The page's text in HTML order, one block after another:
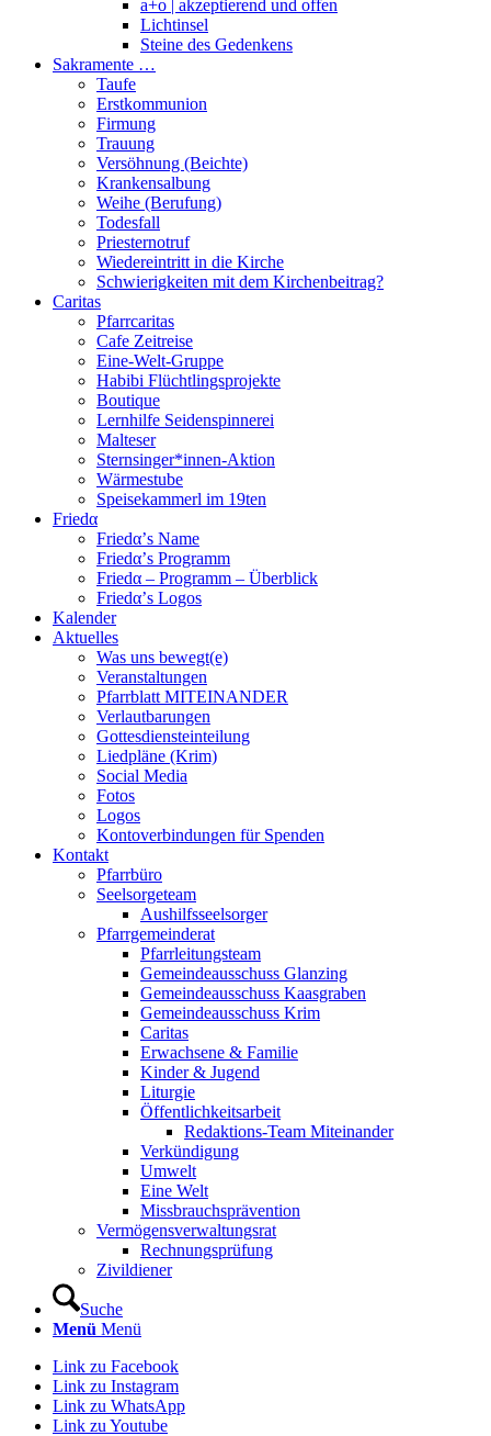
a+o | akzeptierend und offen
Lichtinsel
Steine des Gedenkens
Sakramente …
Taufe
Erstkommunion
Firmung
Trauung
Versöhnung (Beichte)
Krankensalbung
Weihe (Berufung)
Todesfall
Priesternotruf
Wiedereintritt in die Kirche
Schwierigkeiten mit dem Kirchenbeitrag?
Caritas
Pfarrcaritas
Cafe Zeitreise
Eine-Welt-Gruppe
Habibi Flüchtlingsprojekte
Boutique
Lernhilfe Seidenspinnerei
Malteser
Sternsinger*innen-Aktion
Wärmestube
Speisekammerl im 19ten
Friedα
Friedα’s Name
Friedα’s Programm
Friedα – Programm – Überblick
Friedα’s Logos
Kalender
Aktuelles
Was uns bewegt(e)
Veranstaltungen
Pfarrblatt MITEINANDER
Verlautbarungen
Gottesdiensteinteilung
Liedpläne (Krim)
Social Media
Fotos
Logos
Kontoverbindungen für Spenden
Kontakt
Pfarrbüro
Seelsorgeteam
Aushilfsseelsorger
Pfarrgemeinderat
Pfarrleitungsteam
Gemeindeausschuss Glanzing
Gemeindeausschuss Kaasgraben
Gemeindeausschuss Krim
Caritas
Erwachsene & Familie
Kinder & Jugend
Liturgie
Öffentlichkeitsarbeit
Redaktions-Team Miteinander
Verkündigung
Umwelt
Eine Welt
Missbrauchsprävention
Vermögensverwaltungsrat
Rechnungsprüfung
Zivildiener
Suche
Menü Menü
Link zu Facebook
Link zu Instagram
Link zu WhatsApp
Link zu Youtube